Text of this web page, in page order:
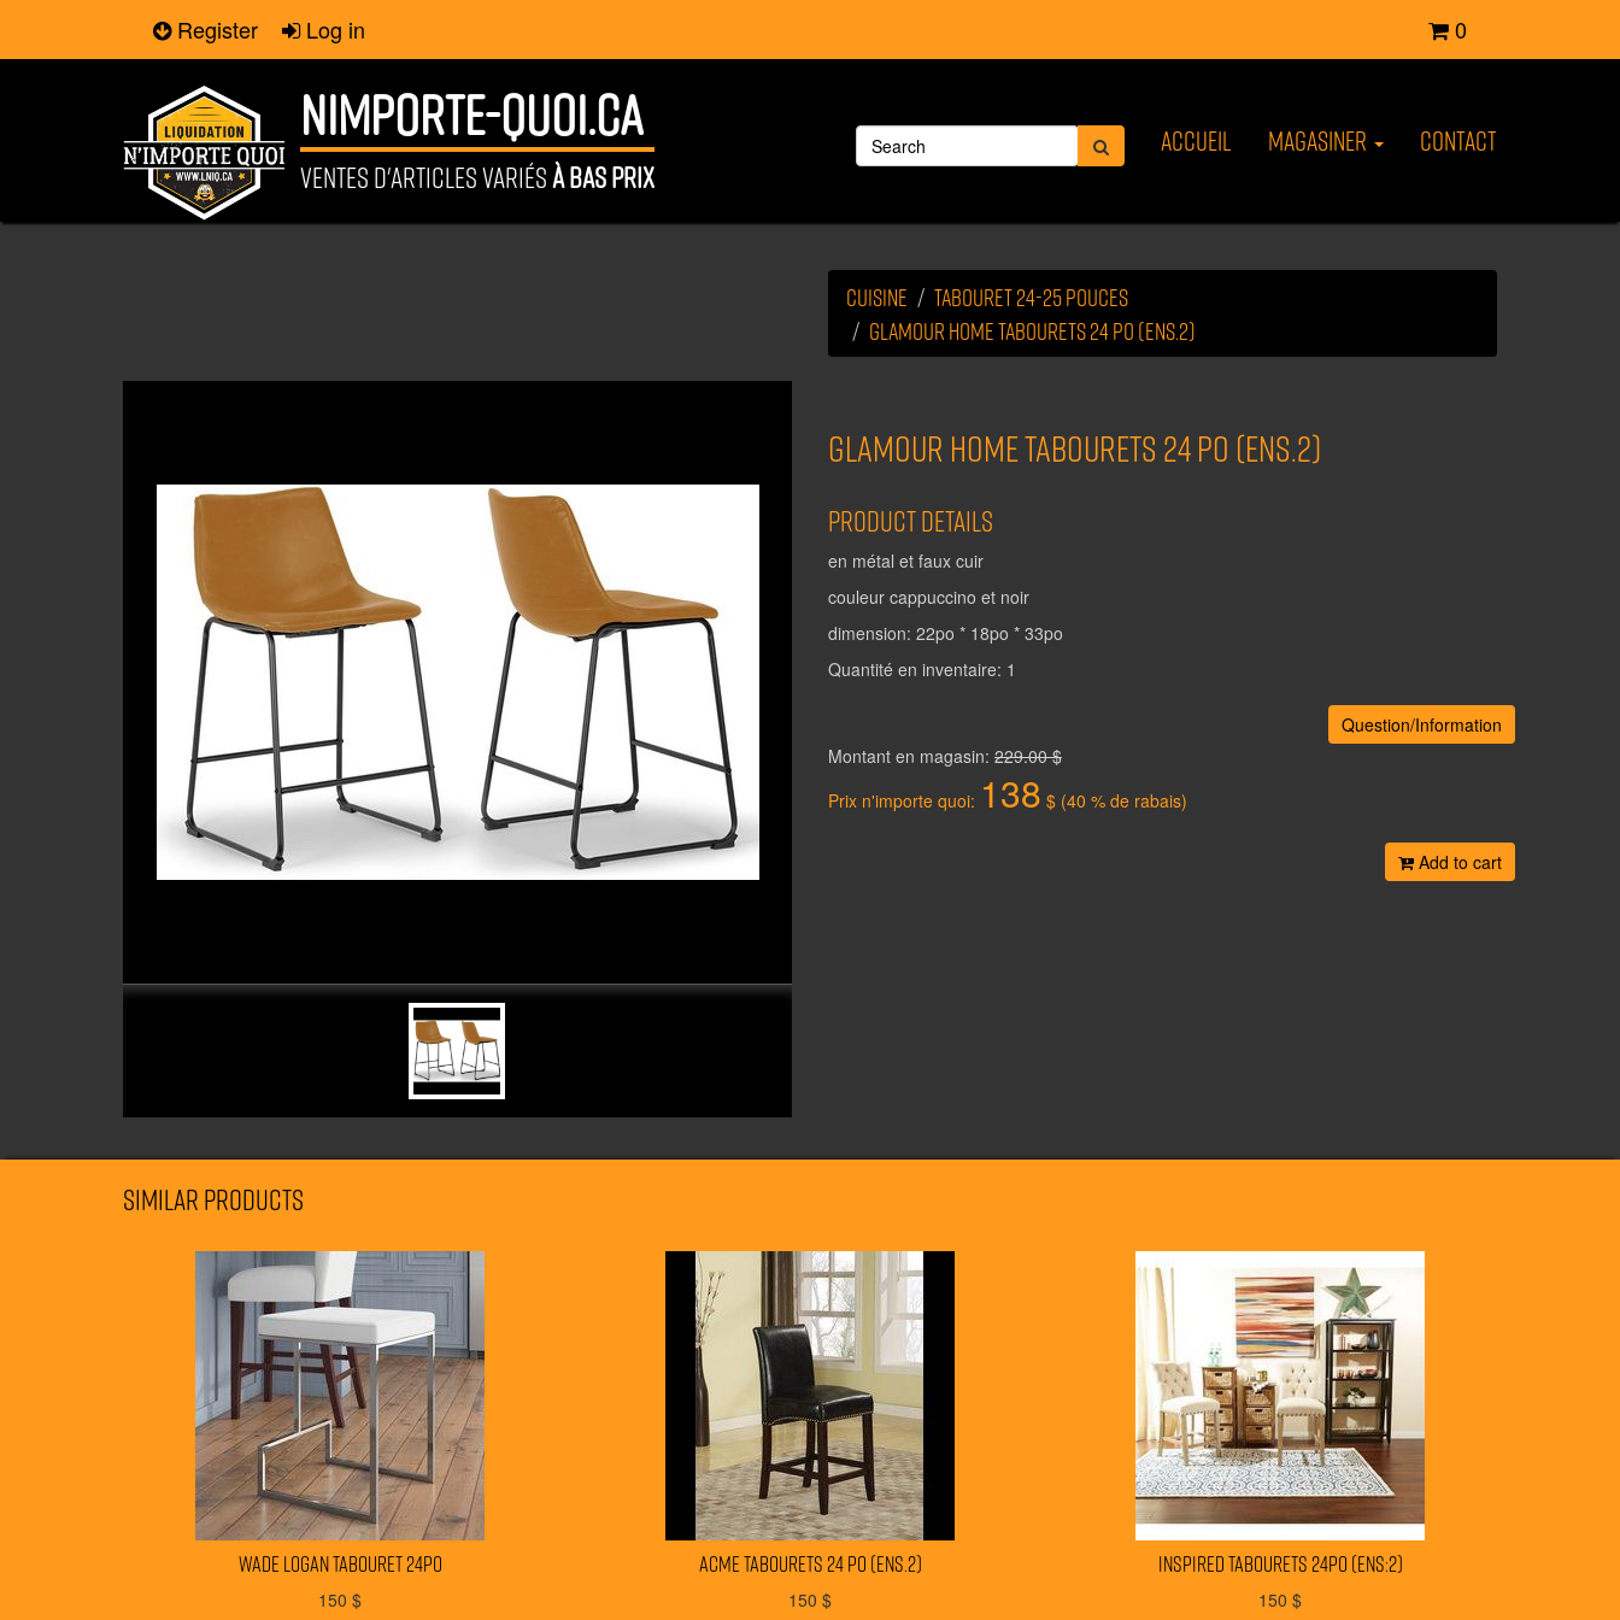
0
Register Log in
NIMPORTE-QUOI.CA
VENTES D'ARTICLES VARIÉSÀ BAS PRIX
Accueil Magasiner Contact
Cuisine
Tabouret 24-25 pouces
GLAMOUR HOME tabourets 24 po (ens.2)
GLAMOUR HOME tabourets 24 po (ens.2)
Product Details
en métal et faux cuir
couleur cappuccino et noir
dimension: 22po * 18po * 33po
Quantité en inventaire: 1
Question/Information
Montant en magasin: 229.00 $
Prix n'importe quoi: 138 $ (40 % de rabais)
Add to cart
Similar products
WADE LOGAN tabouret 24po
150 $
ACME tabourets 24 po (ens.2)
150 $
INSPIRED tabourets 24po (ens:2)
150 $